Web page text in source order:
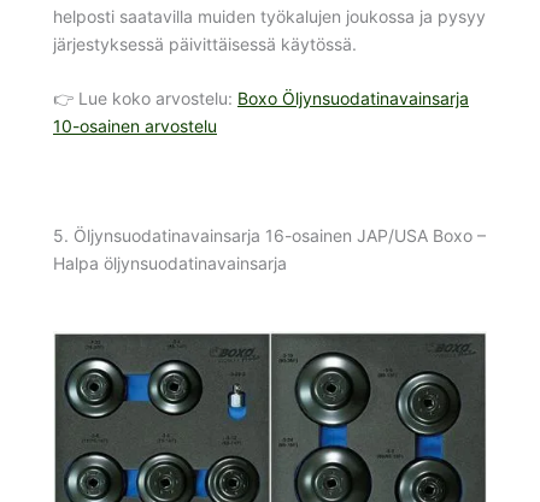
helposti saatavilla muiden työkalujen joukossa ja pysyy
järjestyksessä päivittäisessä käytössä.
👉 Lue koko arvostelu: Boxo Öljynsuodatinavainsarja
10-osainen arvostelu
5. Öljynsuodatinavainsarja 16-osainen JAP/USA Boxo –
Halpa öljynsuodatinavainsarja